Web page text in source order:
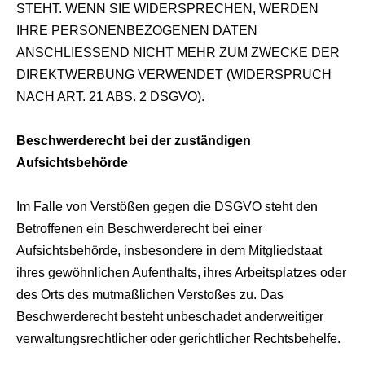
STEHT. WENN SIE WIDERSPRECHEN, WERDEN
IHRE PERSONENBEZOGENEN DATEN
ANSCHLIESSEND NICHT MEHR ZUM ZWECKE DER
DIREKTWERBUNG VERWENDET (WIDERSPRUCH
NACH ART. 21 ABS. 2 DSGVO).
Beschwerderecht bei der zuständigen
Aufsichtsbehörde
Im Falle von Verstößen gegen die DSGVO steht den
Betroffenen ein Beschwerderecht bei einer
Aufsichtsbehörde, insbesondere in dem Mitgliedstaat
ihres gewöhnlichen Aufenthalts, ihres Arbeitsplatzes oder
des Orts des mutmaßlichen Verstoßes zu. Das
Beschwerderecht besteht unbeschadet anderweitiger
verwaltungsrechtlicher oder gerichtlicher Rechtsbehelfe.